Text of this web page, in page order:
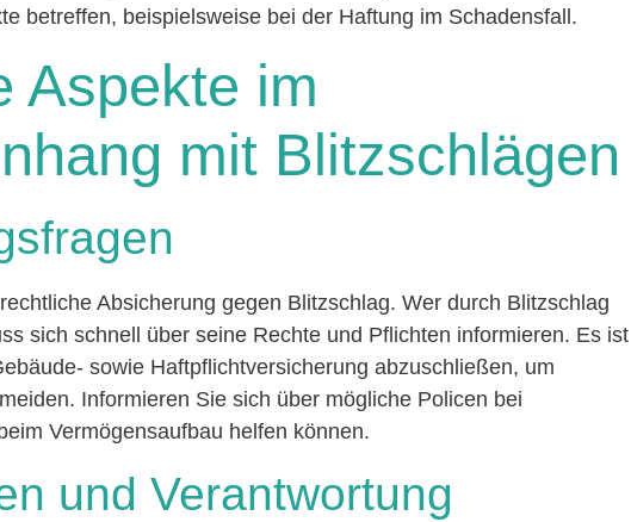
betreffen, beispielsweise bei der Haftung im Schadensfall.
Aspekte im
mit Blitzschlägen
Absicherung gegen Blitzschlag. Wer durch Blitzschlag
sich schnell über seine Rechte und Pflichten informieren. Es ist
sowie Haftpflichtversicherung abzuschließen, um
Informieren Sie sich über mögliche Policen bei
Vermögensaufbau helfen können.
und Verantwortung